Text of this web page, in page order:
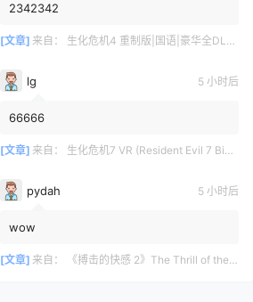
2342342
[文章] 来自： 生化危机4 重制版|国语|豪华全DLC（Resident Evil 4 VR）
lg 5 小时后
66666
[文章] 来自： 生化危机7 VR (Resident Evil 7 Biohazard VR)
pydah 5 小时后
wow
[文章] 来自： 《搏击的快感 2》The Thrill of the Fight 2